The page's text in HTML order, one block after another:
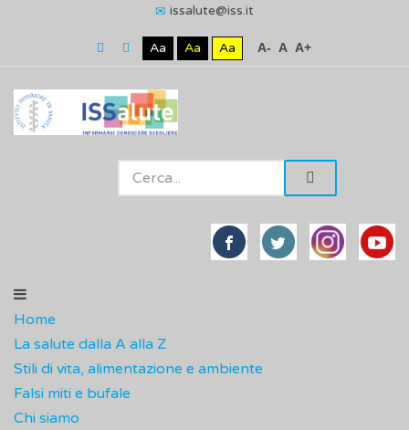
issalute@iss.it
Aa Aa Aa A- A A+
Home
La salute dalla A alla Z
Stili di vita, alimentazione e ambiente
Falsi miti e bufale
Chi siamo